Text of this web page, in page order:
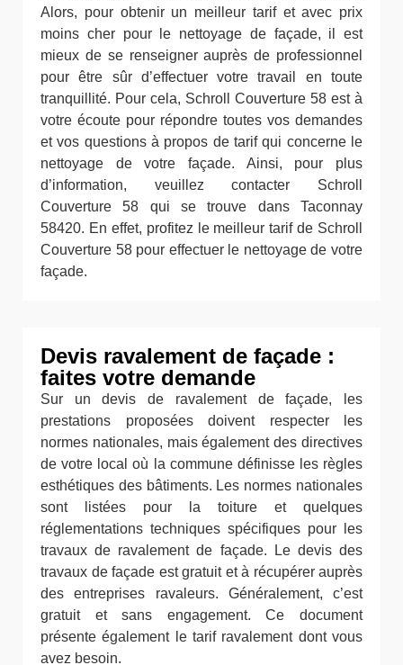
Alors, pour obtenir un meilleur tarif et avec prix
moins cher pour le nettoyage de façade, il est
mieux de se renseigner auprès de professionnel
pour être sûr d’effectuer votre travail en toute
tranquillité. Pour cela, Schroll Couverture 58 est à
votre écoute pour répondre toutes vos demandes
et vos questions à propos de tarif qui concerne le
nettoyage de votre façade. Ainsi, pour plus
d’information, veuillez contacter Schroll
Couverture 58 qui se trouve dans Taconnay
58420. En effet, profitez le meilleur tarif de Schroll
Couverture 58 pour effectuer le nettoyage de votre
façade.
Devis ravalement de façade :
faites votre demande
Sur un devis de ravalement de façade, les
prestations proposées doivent respecter les
normes nationales, mais également des directives
de votre local où la commune définisse les règles
esthétiques des bâtiments. Les normes nationales
sont listées pour la toiture et quelques
réglementations techniques spécifiques pour les
travaux de ravalement de façade. Le devis des
travaux de façade est gratuit et à récupérer auprès
des entreprises ravaleurs. Généralement, c’est
gratuit et sans engagement. Ce document
présente également le tarif ravalement dont vous
avez besoin.